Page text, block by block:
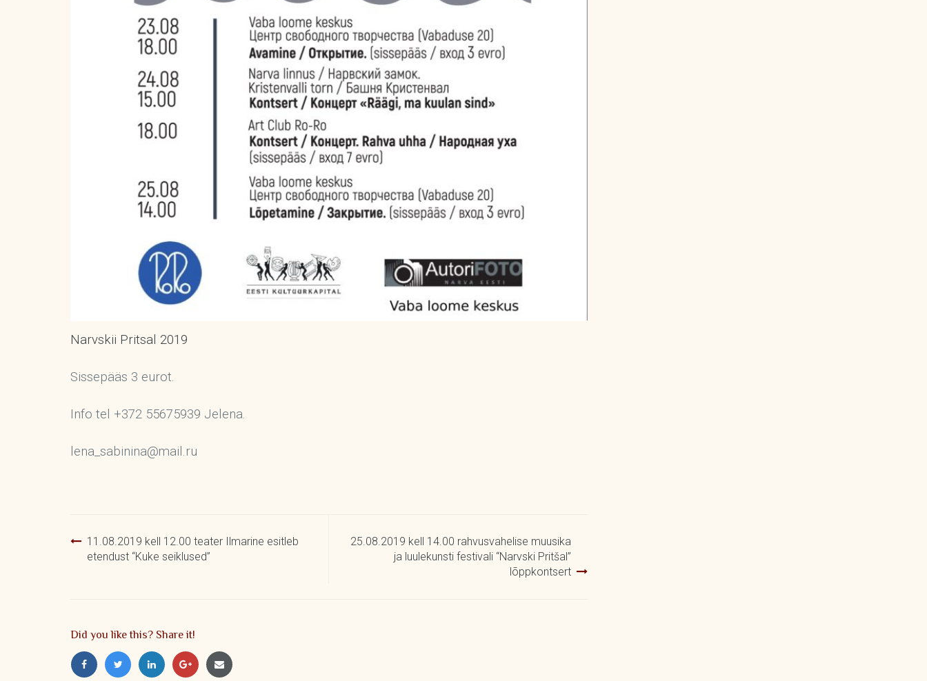
Narvskii Pritsal 2019
Sissepääs 3 eurot.
Info tel +372 55675939 Jelena.
lena_sabinina@mail.ru
11.08.2019 kell 12.00 teater Ilmarine esitleb
etendust “Kuke seiklused”
25.08.2019 kell 14.00 rahvusvahelise muusika
ja luulekunsti festivali “Narvski Pritšal”
lõppkontsert
Did you like this? Share it!